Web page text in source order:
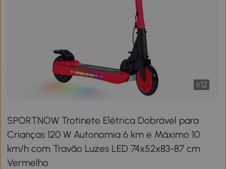
1/12
SPORTNOW Trotinete Elétrica Dobrável para
Crianças 120 W Autonomia 6 km e Máximo 10
km/h com Travão Luzes LED 74x52x83-87 cm
Vermelho